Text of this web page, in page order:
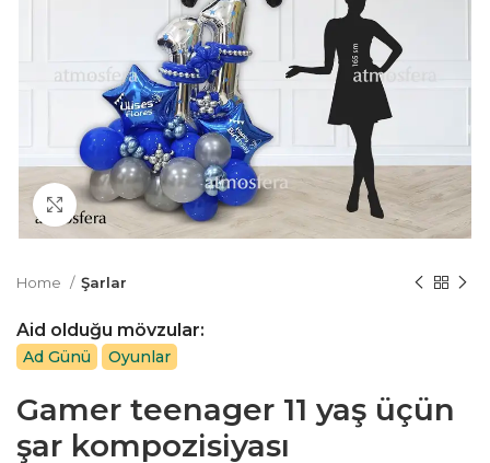
Click to enlarge
Home Şarlar
Aid olduğu mövzular:
Ad Günü Oyunlar
Gamer teenager 11 yaş üçün
şar kompozisiyası